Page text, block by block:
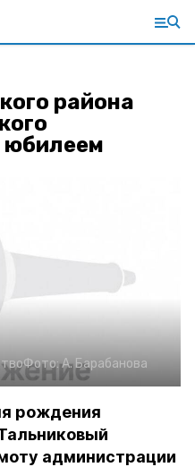
района
юбилеем
Фото:А. Барабанова
рождения
администрации